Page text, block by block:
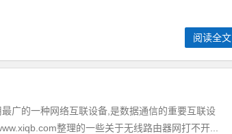
阅读全文
的一种网络互联设备,是数据通信的重要互联设
整理的一些关于无线路由器网打不开...